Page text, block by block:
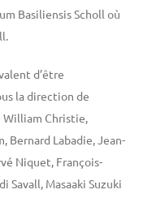
Basiliensis Scholl où
d’être
la direction de
William Christie,
Bernard Labadie, Jean-
Niquet, François-
Savall, Masaaki Suzuki